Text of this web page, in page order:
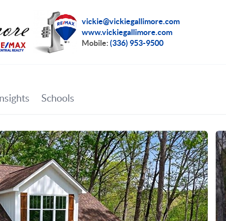
vickie@vickiegallimore.com
www.vickiegallimore.com
Mobile:(336) 953-9500